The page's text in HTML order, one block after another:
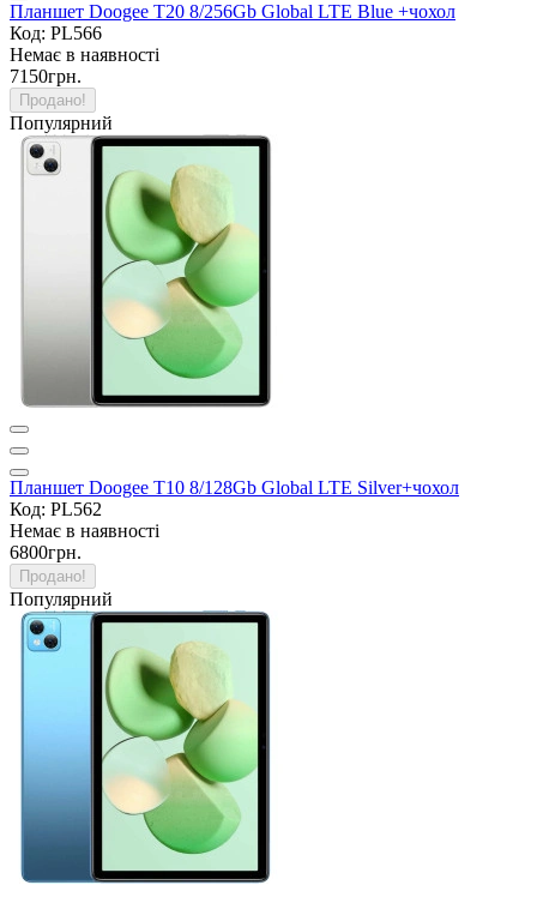
Планшет Doogee T20 8/256Gb Global LTE Blue +чохол
Код: PL566
Немає в наявності
7150грн.
Продано!
Популярний
Планшет Doogee T10 8/128Gb Global LTE Silver+чохол
Код: PL562
Немає в наявності
6800грн.
Продано!
Популярний